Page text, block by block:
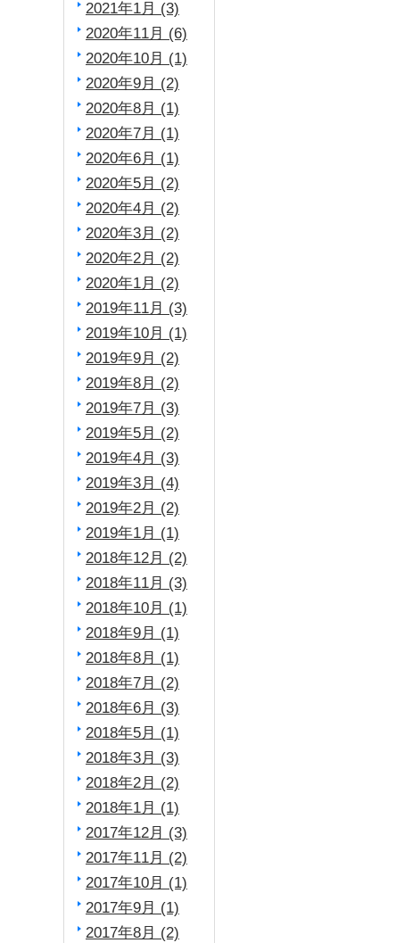
2021年1月 (3)
2020年11月 (6)
2020年10月 (1)
2020年9月 (2)
2020年8月 (1)
2020年7月 (1)
2020年6月 (1)
2020年5月 (2)
2020年4月 (2)
2020年3月 (2)
2020年2月 (2)
2020年1月 (2)
2019年11月 (3)
2019年10月 (1)
2019年9月 (2)
2019年8月 (2)
2019年7月 (3)
2019年5月 (2)
2019年4月 (3)
2019年3月 (4)
2019年2月 (2)
2019年1月 (1)
2018年12月 (2)
2018年11月 (3)
2018年10月 (1)
2018年9月 (1)
2018年8月 (1)
2018年7月 (2)
2018年6月 (3)
2018年5月 (1)
2018年3月 (3)
2018年2月 (2)
2018年1月 (1)
2017年12月 (3)
2017年11月 (2)
2017年10月 (1)
2017年9月 (1)
2017年8月 (2)